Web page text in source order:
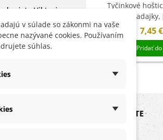
siata Viktoria -
vesicaria -...
€
Nezábudka
modrá -
alpestris -...
Tyčinkové
pre
uhorky -
7,45 €
Pridať
HĽADÁTE
v súlade so zákonmi na vaše
nazývané cookies. Používaním
súhlas.